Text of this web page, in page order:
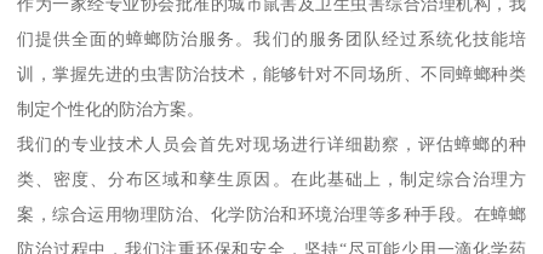
们提供全面的蟑螂防治服务。我们的服务团队经过系统化技能培
训，掌握先进的虫害防治技术，能够针对不同场所、不同蟑螂种类
制定个性化的防治方案。
我们的专业技术人员会首先对现场进行详细勘察，评估蟑螂的种
类、密度、分布区域和孳生原因。在此基础上，制定综合治理方
案，综合运用物理防治、化学防治和环境治理等多种手段。在蟑螂
防治过程中，我们注重环保和安全，坚持“尽可能少用一滴化学药